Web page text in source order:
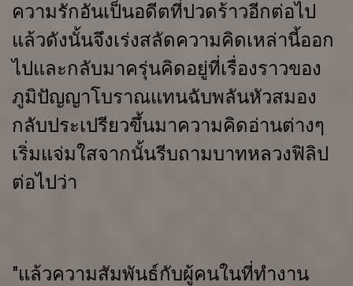
ความรักอันเป็นอดีตที่ปวดร้าวอีกต่อไป
แล้วดังนั้นจึงเร่งสลัดความคิดเหล่านี้ออก
ไปและกลับมาครุ่นคิดอยู่ที่เรื่องราวของ
ภูมิปัญญาโบราณแทนฉับพลันหัวสมอง
กลับประเปรียวขึ้นมาความคิดอ่านต่างๆ
เริ่มแจ่มใสจากนั้นรีบถามบาทหลวงฟิลิป
ต่อไปว่า
"แล้วความสัมพันธ์กับผู้คนในที่ทำงาน